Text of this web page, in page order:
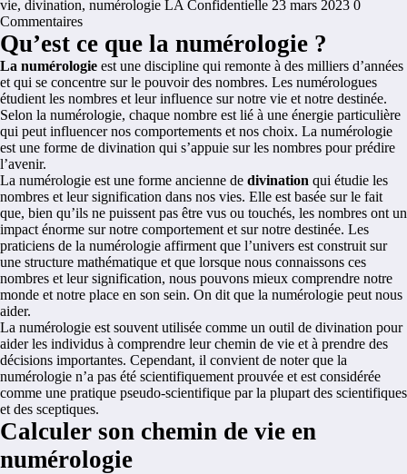
vie, divination, numérologie LA Confidentielle 23 mars 2023 0
Commentaires
Qu’est ce que la numérologie ?
La numérologie est une discipline qui remonte à des milliers d’années
et qui se concentre sur le pouvoir des nombres. Les numérologues
étudient les nombres et leur influence sur notre vie et notre destinée.
Selon la numérologie, chaque nombre est lié à une énergie particulière
qui peut influencer nos comportements et nos choix. La numérologie
est une forme de divination qui s’appuie sur les nombres pour prédire
l’avenir.
La numérologie est une forme ancienne de divination qui étudie les
nombres et leur signification dans nos vies. Elle est basée sur le fait
que, bien qu’ils ne puissent pas être vus ou touchés, les nombres ont un
impact énorme sur notre comportement et sur notre destinée. Les
praticiens de la numérologie affirment que l’univers est construit sur
une structure mathématique et que lorsque nous connaissons ces
nombres et leur signification, nous pouvons mieux comprendre notre
monde et notre place en son sein. On dit que la numérologie peut nous
aider.
La numérologie est souvent utilisée comme un outil de divination pour
aider les individus à comprendre leur chemin de vie et à prendre des
décisions importantes. Cependant, il convient de noter que la
numérologie n’a pas été scientifiquement prouvée et est considérée
comme une pratique pseudo-scientifique par la plupart des scientifiques
et des sceptiques.
Calculer son chemin de vie en
numérologie